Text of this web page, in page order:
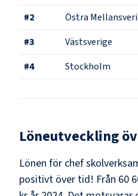
#2 Östra
#3 Västsverige
#4 Stockholm
Löneutveckling
Lönen för chef
positivt över tid! Från 60